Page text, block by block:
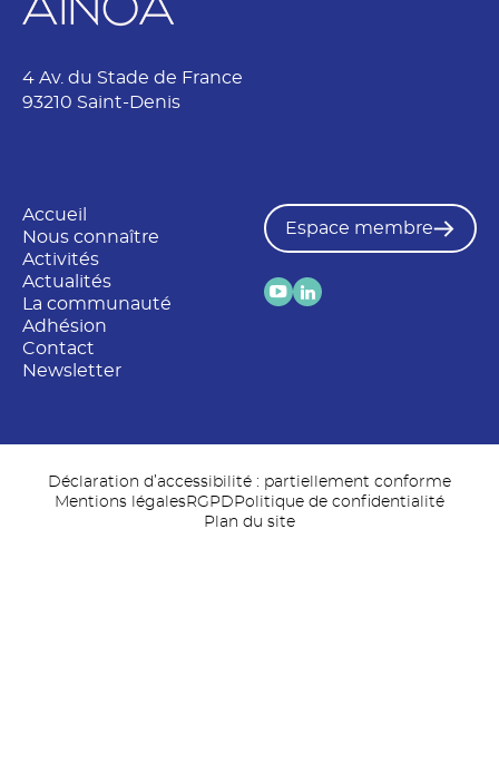
j
4 Av. du Stade de France
93210 Saint-Denis
Accueil
Nous connaître
Activités
Actualités
La communauté
Adhésion
Contact
Newsletter
Espace membre
Déclaration d’accessibilité : partiellement conforme
Mentions légalesRGPD Politique de confidentialité
Plan du site